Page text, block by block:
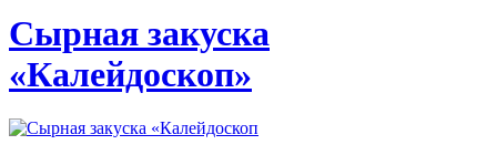
Сырная закуска
«Калейдоскоп»